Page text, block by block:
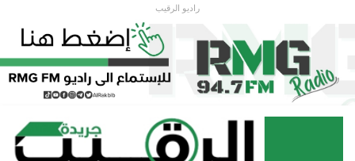
راديو الرقيب